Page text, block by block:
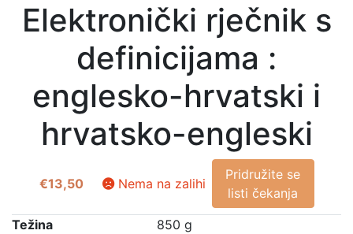
Elektronički rječnik s
definicijama :
englesko-hrvatski i
hrvatsko-engleski
€13,50 Nema na zalihi
Pridružite se
listi čekanja
Težina
850 g